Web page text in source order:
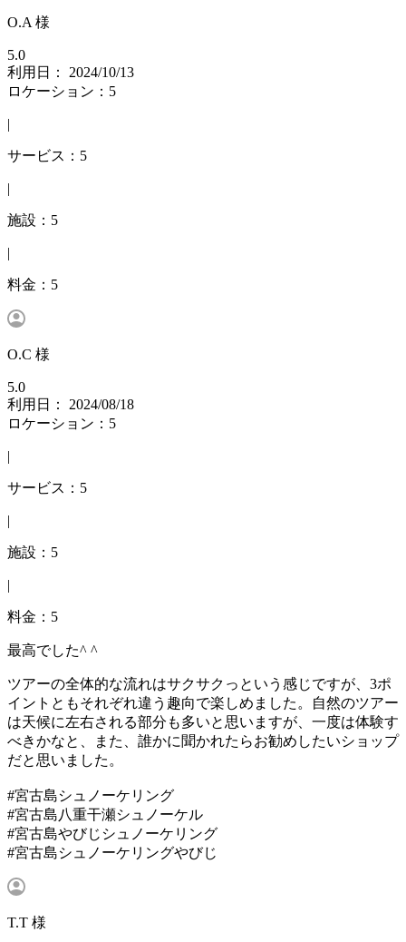
O.A 様
5.0
利用日： 2024/10/13
ロケーション：5
|
サービス：5
|
施設：5
|
料金：5
O.C 様
5.0
利用日： 2024/08/18
ロケーション：5
|
サービス：5
|
施設：5
|
料金：5
最高でした^ ^
ツアーの全体的な流れはサクサクっという感じですが、3ポ
イントともそれぞれ違う趣向で楽しめました。自然のツアー
は天候に左右される部分も多いと思いますが、一度は体験す
べきかなと、また、誰かに聞かれたらお勧めしたいショップ
だと思いました。
#宮古島シュノーケリング
#宮古島八重干瀬シュノーケル
#宮古島やびじシュノーケリング
#宮古島シュノーケリングやびじ
T.T 様